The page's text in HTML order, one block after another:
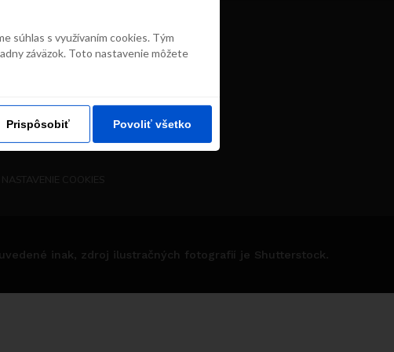
inak, zdroj ilustračných fotografií je Shutterstock.
súhlas s využívaním cookies. Tým
záväzok. Toto nastavenie môžete
Prispôsobiť Povoliť všetko